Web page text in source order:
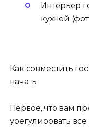
Интерьер
кухней
Как совместить
начать
Первое, что вам
урегулировать